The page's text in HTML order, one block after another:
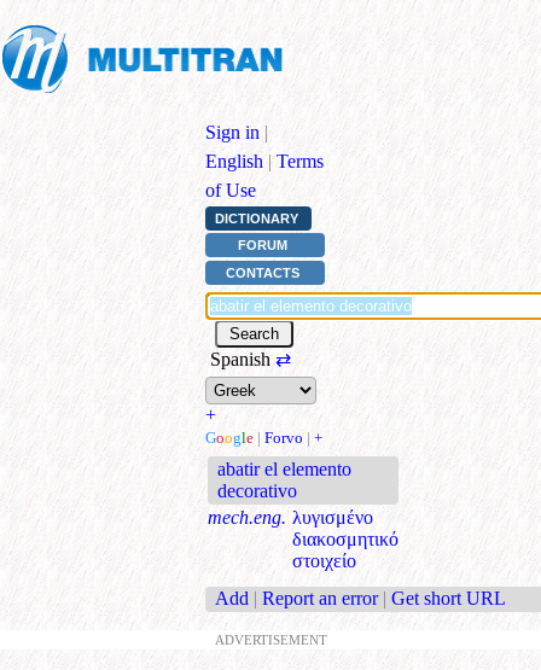
Sign in |
English | Terms
of Use
DICTIONARY
FORUM
CONTACTS
Spanish ⇄
+
Google | Forvo | +
abatir el elemento
decorativo
mech.eng. λυγισμένο
διακοσμητικό
στοιχείο
Add | Report an error | Get short URL
ADVERTISEMENT